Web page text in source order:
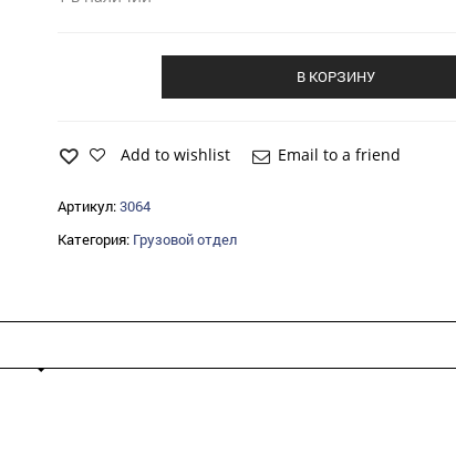
В КОРЗИНУ
Add to wishlist Email to a friend
Артикул:3064
Категория: Грузовой отдел